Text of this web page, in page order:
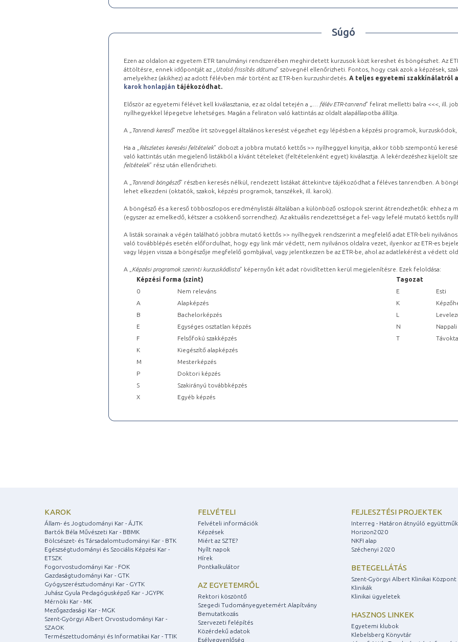
Súgó
Ezen az oldalon az egyetem ETR tanulmányi rendszerében meghirdetett kurzusok közt kereshet és böngészhet. Az
áttöltésre, ennek időpontját az „ Utolsó frissítés dátuma” szövegnél ellenőrizheti. Fontos, hogy csak azok a képzések,
amelyekhez (akikhez) az adott félévben már történt az ETR-ben kurzushirdetés. A teljes egyetemi szakkínálatról a
karok honlapján tájékozódhat.
Először az egyetemi félévet kell kiválasztania, ez az oldal tetején a „ … félév ETR-tanrend” felirat melletti balra <<<, ill.
nyílhegyekkel lépegetve lehetséges. Magán a feliraton való kattintás az oldalt alapállapotba állítja.
A „ Tanrendi kereső” mezőbe írt szöveggel általános keresést végezhet egy lépésben a képzési programok,
Ha a „ Részletes keresési feltételek” dobozt a jobbra mutató kettős >> nyílheggyel kinyitja, akkor több szempontú
való kattintás után megjelenő listákból a kívánt tételeket (feltételenként egyet) kiválasztja. A lekérdezéshez kijelölt
feltételek” rész után ellenőrizheti.
A „ Tanrendi böngésző” részben keresés nélkül, rendezett listákat áttekintve tájékozódhat a féléves tanrendben. A
lehet elkezdeni (oktatók, szakok, képzési programok, tanszékek, ill. karok).
A böngésző és a kereső többoszlopos eredménylistái általában a különböző oszlopok szerint átrendezhetők: ehhez a
(egyszer az emelkedő, kétszer a csökkenő sorrendhez). Az aktuális rendezettséget a fel- vagy lefelé mutató kettős
A listák sorainak a végén található jobbra mutató kettős >> nyílhegyek rendszerint a megfelelő adat ETR-beli
való továbblépés esetén előfordulhat, hogy egy link már védett, nem nyilvános oldalra vezet, ilyenkor az ETR-es
vagy lépjen vissza a böngészője megfelelő gombjával, vagy jelentkezzen be az ETR-be, ahol az adatlekérést a védett
A „ Képzési programok szerinti kurzuskódlista” képernyőn két adat rövidítetten kerül megjelenítésre. Ezek feloldása:
Képzési forma (szint)
Tagozat
0
Nem releváns E
Esti
A
Alapképzés K
B
Bachelorképzés L
E
Egységes osztatlan képzés N
Nappali
F
Felsőfokú szakképzés T
K
Kiegészítő alapképzés
M
Mesterképzés
P
Doktori képzés
S
Szakirányú továbbképzés
X
Egyéb képzés
KAROK
Állam- és Jogtudományi Kar - ÁJTK
Bartók Béla Művészeti Kar - BBMK
Bölcsészet- és Társadalomtudományi Kar - BTK
Egészségtudományi és Szociális Képzési Kar -
ETSZK
Fogorvostudományi Kar - FOK
Gazdaságtudományi Kar - GTK
Gyógyszerésztudományi Kar - GYTK
Juhász Gyula Pedagógusképző Kar - JGYPK
Mérnöki Kar - MK
Mezőgazdasági Kar - MGK
Szent-Györgyi Albert Orvostudományi Kar -
SZAOK
Természettudományi és Informatikai Kar - TTIK
FELVÉTELI
Felvételi információk
Képzések
Miért az SZTE?
Nyílt napok
Hírek
Pontkalkulátor
AZ EGYETEMRŐL
Rektori köszöntő
Szegedi Tudományegyetemért Alapítvány
Bemutatkozás
Szervezeti felépítés
Közérdekű adatok
Esélyegyenlőség
FEJLESZTÉSI PROJEKTEK
Interreg - Határon átnyúló
Horizon2020
NKFI alap
Széchenyi 2020
BETEGELLÁTÁS
Szent-Györgyi Albert Klinikai Központ
Klinikák
Klinikai ügyeletek
HASZNOS LINKEK
Egyetemi klubok
Klebelsberg Könyvtár